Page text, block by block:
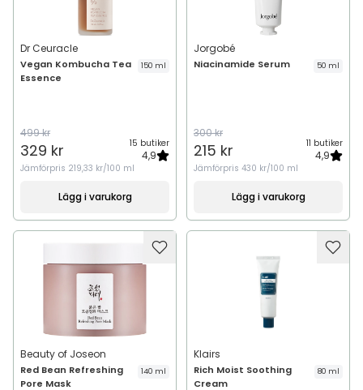
Dr Ceuracle
Vegan Kombucha Tea
Essence
150 ml
499 kr
329 kr 15 butiker
4,9
Jämförpris 219,33 kr/100 ml
Lägg i varukorg
Jorgobé
Niacinamide Serum 50 ml
300 kr
215 kr 11 butiker
4,9
Jämförpris 430 kr/100 ml
Lägg i varukorg
Beauty of Joseon
Red Bean Refreshing
Pore Mask
140 ml
Klairs
Rich Moist Soothing
Cream
80 ml